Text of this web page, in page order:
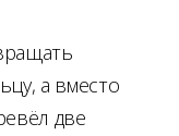
а вместо
две